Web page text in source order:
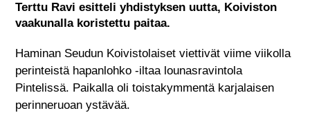
Terttu Ravi esitteli yhdistyksen uutta, Koiviston
vaakunalla koristettu paitaa.
Haminan Seudun Koivistolaiset viettivät viime viikolla
perinteistä hapanlohko -iltaa lounasravintola
Pintelissä. Paikalla oli toistakymmentä karjalaisen
perinneruoan ystävää.